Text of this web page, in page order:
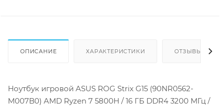
ОПИСАНИЕ ХАРАКТЕРИСТИКИ ОТЗЫВЫ
Ноутбук игровой ASUS ROG Strix G15 (90NR0562-
M007B0) AMD Ryzen 7 5800H / 16 ГБ DDR4 3200 МГц /